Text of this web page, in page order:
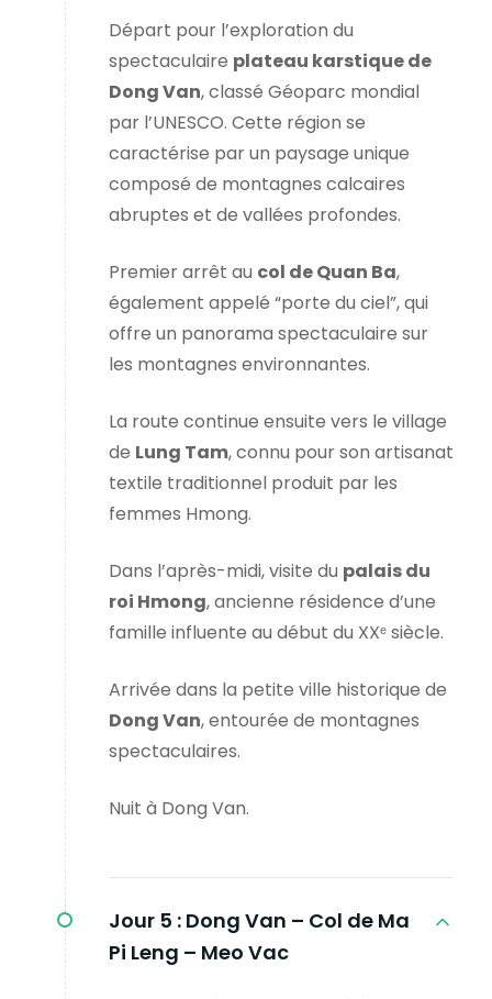
Départ pour l’exploration du
spectaculaire plateau karstique de
Dong Van, classé Géoparc mondial
par l’UNESCO. Cette région se
caractérise par un paysage unique
composé de montagnes calcaires
abruptes et de vallées profondes.
Premier arrêt au col de Quan Ba,
également appelé “porte du ciel”, qui
offre un panorama spectaculaire sur
les montagnes environnantes.
La route continue ensuite vers le village
de Lung Tam, connu pour son artisanat
textile traditionnel produit par les
femmes Hmong.
Dans l’après-midi, visite du palais du
roi Hmong, ancienne résidence d’une
famille influente au début du XXᵉ siècle.
Arrivée dans la petite ville historique de
Dong Van, entourée de montagnes
spectaculaires.
Nuit à Dong Van.
Jour 5 : Dong Van – Col de Ma
Pi Leng – Meo Vac